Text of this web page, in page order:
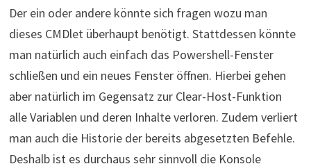
Der ein oder andere könnte sich fragen wozu man
dieses CMDlet überhaupt benötigt. Stattdessen könnte
man natürlich auch einfach das Powershell-Fenster
schließen und ein neues Fenster öffnen. Hierbei gehen
aber natürlich im Gegensatz zur Clear-Host-Funktion
alle Variablen und deren Inhalte verloren. Zudem verliert
man auch die Historie der bereits abgesetzten Befehle.
Deshalb ist es durchaus sehr sinnvoll die Konsole